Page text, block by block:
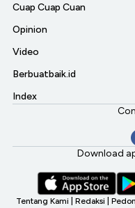
Cuap Cuap Cuan
Opinion
Video
Berbuatbaik.id
Index
Download
Tentang Kami Redaksi